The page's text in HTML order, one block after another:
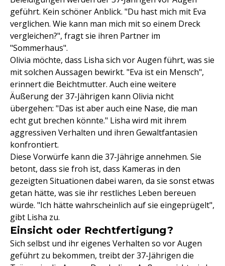
geführt. Kein schöner Anblick. "Du hast mich mit Eva
verglichen. Wie kann man mich mit so einem Dreck
vergleichen?", fragt sie ihren Partner im
"Sommerhaus".
Olivia möchte, dass Lisha sich vor Augen führt, was sie
mit solchen Aussagen bewirkt. "Eva ist ein Mensch",
erinnert die Beichtmutter. Auch eine weitere
Äußerung der 37-Jährigen kann Olivia nicht
übergehen: "Das ist aber auch eine Nase, die man
echt gut brechen könnte." Lisha wird mit ihrem
aggressiven Verhalten und ihren Gewaltfantasien
konfrontiert.
Diese Vorwürfe kann die 37-Jährige annehmen. Sie
betont, dass sie froh ist, dass Kameras in den
gezeigten Situationen dabei waren, da sie sonst etwas
getan hätte, was sie ihr restliches Leben bereuen
würde. "Ich hätte wahrscheinlich auf sie eingeprügelt",
gibt Lisha zu.
Einsicht oder Rechtfertigung?
Sich selbst und ihr eigenes Verhalten so vor Augen
geführt zu bekommen, treibt der 37-Jährigen die